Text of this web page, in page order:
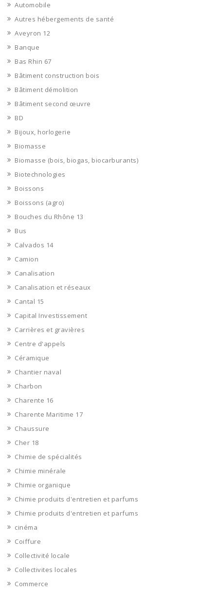
Automobile
Autres hébergements de santé
Aveyron 12
Banque
Bas Rhin 67
Bâtiment construction bois
Bâtiment démolition
Bâtiment second œuvre
BD
Bijoux, horlogerie
Biomasse
Biomasse (bois, biogas, biocarburants)
Biotechnologies
Boissons
Boissons (agro)
Bouches du Rhône 13
Bus
Calvados 14
Camion
Canalisation
Canalisation et réseaux
Cantal 15
Capital Investissement
Carrières et gravières
Centre d'appels
Céramique
Chantier naval
Charbon
Charente 16
Charente Maritime 17
Chaussure
Cher 18
Chimie de spécialités
Chimie minérale
Chimie organique
Chimie produits d'entretien et parfums
Chimie produits d'entretien et parfums
cinéma
Coiffure
Collectivité locale
Collectivites locales
Commerce